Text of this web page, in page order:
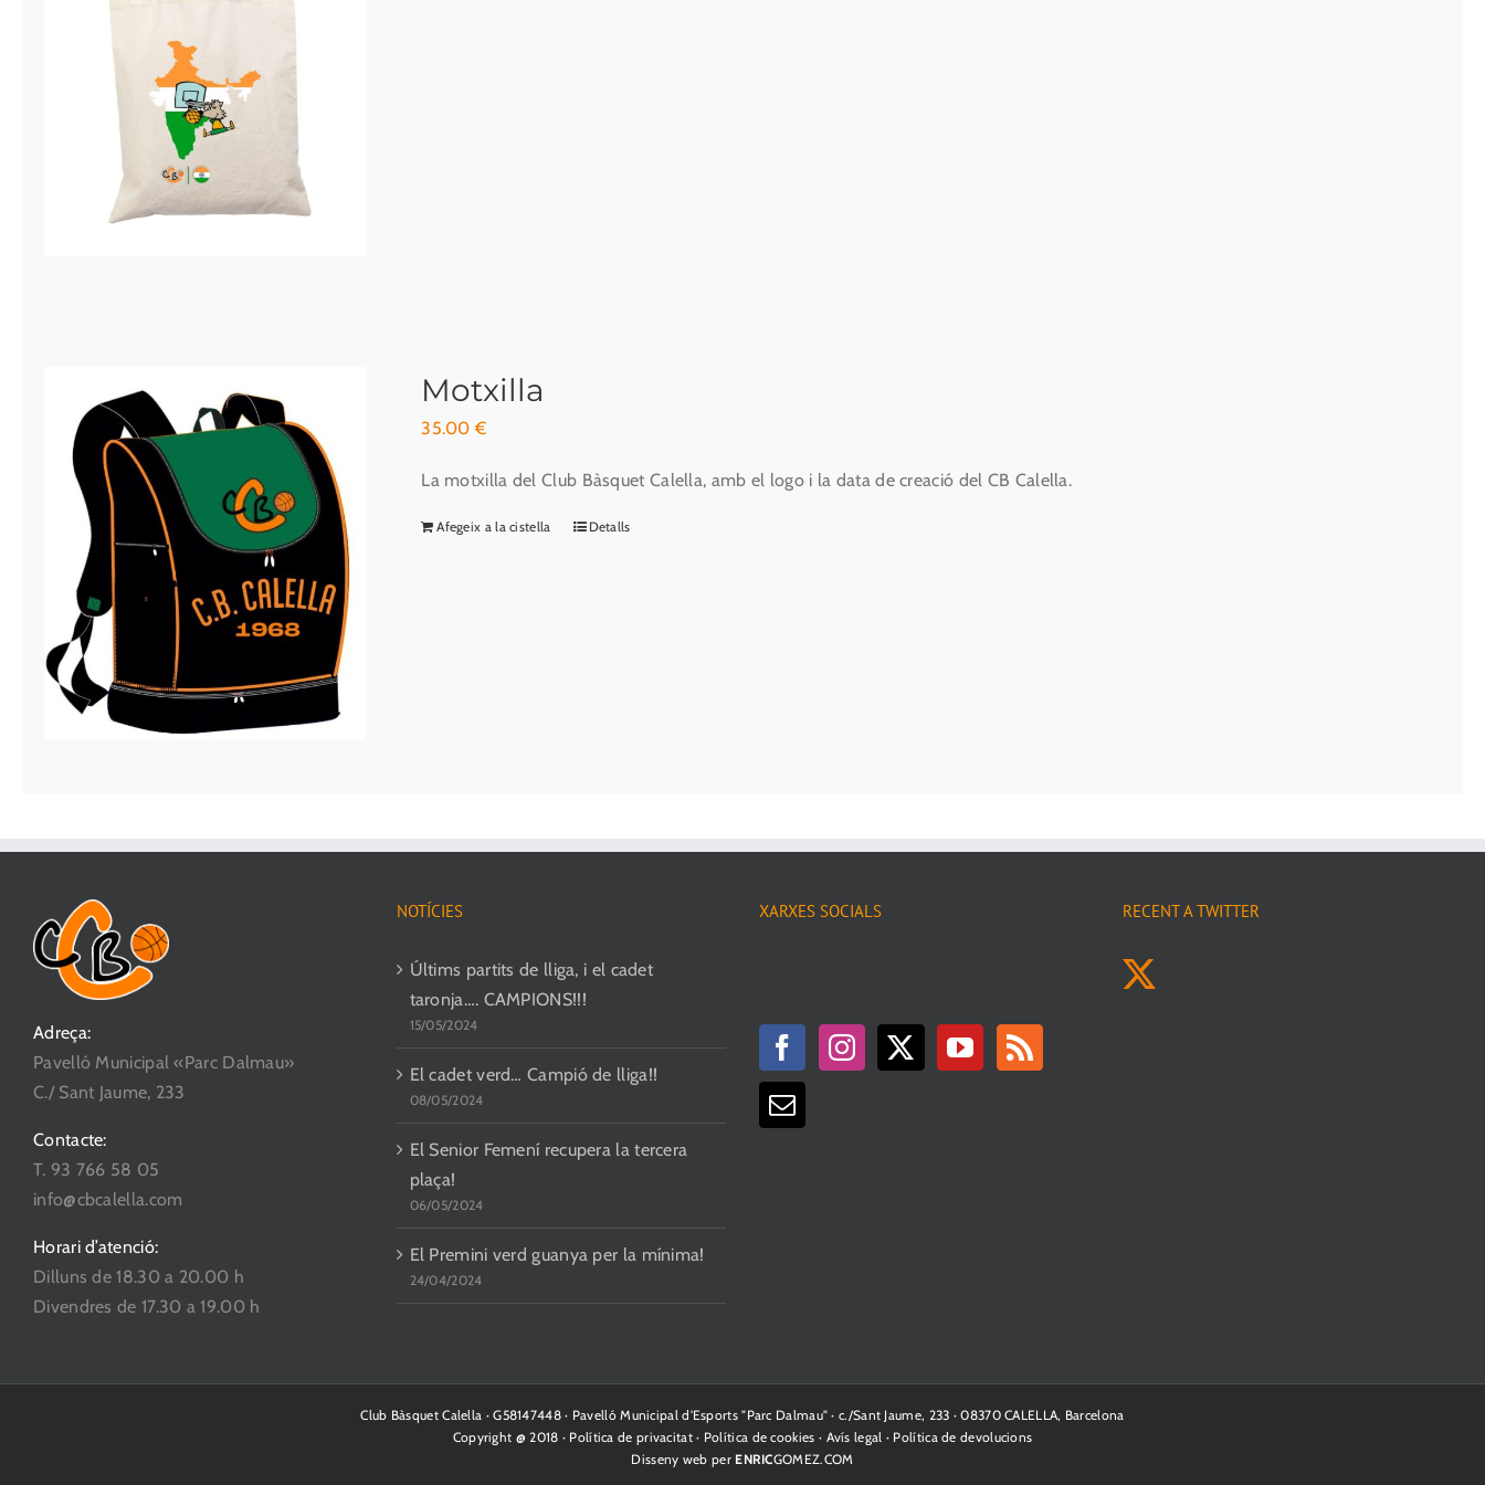
Motxilla
35.00€
La motxilla del Club Bàsquet Calella, amb el logo i la data de creació del CB Calella.
Afegeix a la cistella Detalls
Adreça:
Pavelló Municipal «Parc Dalmau»
C./ Sant Jaume, 233
Contacte:
T. 93 766 58 05
info@cbcalella.com
Horari d’atenció:
Dilluns de 18.30 a 20.00 h
Divendres de 17.30 a 19.00 h
NOTÍCIES
Últims partits de lliga, i el cadet
taronja…. CAMPIONS!!!
15/05/2024
El cadet verd… Campió de lliga!!
08/05/2024
El Senior Femení recupera la tercera
plaça!
06/05/2024
El Premini verd guanya per la mínima!
24/04/2024
XARXES SOCIALS RECENT A TWITTER
Club Bàsquet Calella · G58147448 · Pavelló Municipal d'Esports "Parc Dalmau" · c./Sant Jaume, 233 · 08370 CALELLA, Barcelona
Copyright @ 2018 · Política de privacitat· Política de cookies · Avís legal · Política de devolucions
Disseny web per ENRICGOMEZ.COM